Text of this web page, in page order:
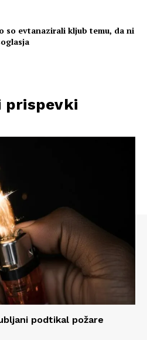
so evtanazirali kljub temu, da ni
prispevki
podtikal požare